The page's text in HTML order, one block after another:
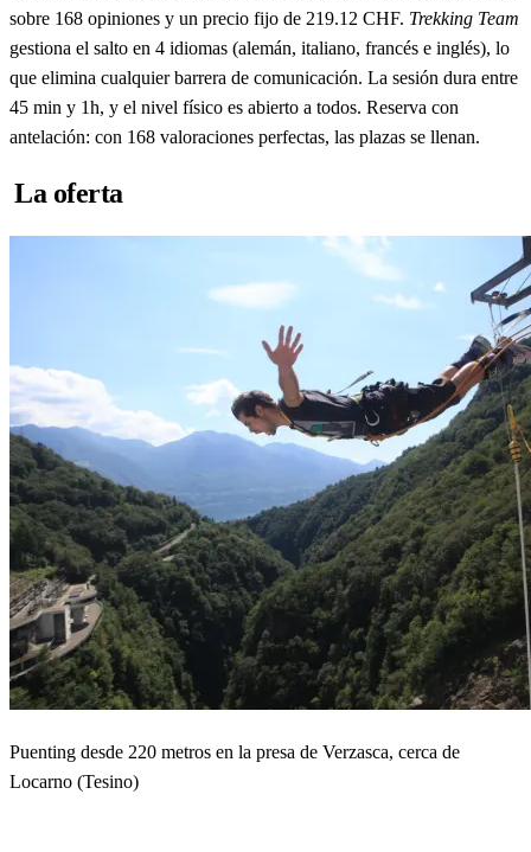
sobre 168 opiniones y un precio fijo de 219.12 CHF. Trekking Team
gestiona el salto en 4 idiomas (alemán, italiano, francés e inglés), lo
que elimina cualquier barrera de comunicación. La sesión dura entre
45 min y 1h, y el nivel físico es abierto a todos. Reserva con
antelación: con 168 valoraciones perfectas, las plazas se llenan.
La oferta
Puenting desde 220 metros en la presa de Verzasca, cerca de
Locarno (Tesino)